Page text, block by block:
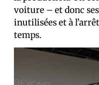
voiture – et donc
inutilisées et à
temps.